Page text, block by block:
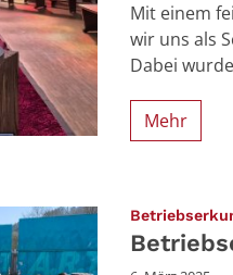
Mit einem
wir uns als
Dabei
Mehr